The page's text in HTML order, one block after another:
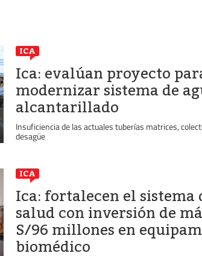
ICA
Ica: evalúan proyecto
modernizar sistema de
alcantarillado
Insuficiencia de las actuales tuberías matrices,
desagüe
ICA
Ica: fortalecen el sistema
salud con inversión de
S/96 millones en
biomédico